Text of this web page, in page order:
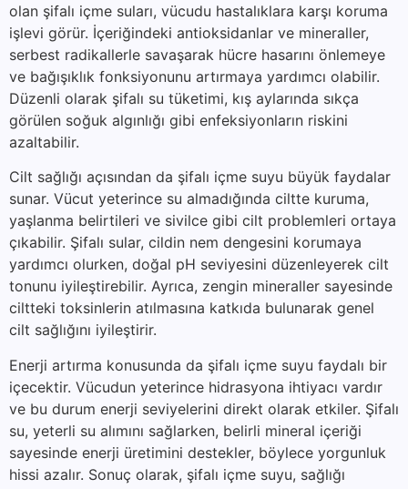
olan şifalı içme suları, vücudu hastalıklara karşı koruma
işlevi görür. İçeriğindeki antioksidanlar ve mineraller,
serbest radikallerle savaşarak hücre hasarını önlemeye
ve bağışıklık fonksiyonunu artırmaya yardımcı olabilir.
Düzenli olarak şifalı su tüketimi, kış aylarında sıkça
görülen soğuk algınlığı gibi enfeksiyonların riskini
azaltabilir.
Cilt sağlığı açısından da şifalı içme suyu büyük faydalar
sunar. Vücut yeterince su almadığında ciltte kuruma,
yaşlanma belirtileri ve sivilce gibi cilt problemleri ortaya
çıkabilir. Şifalı sular, cildin nem dengesini korumaya
yardımcı olurken, doğal pH seviyesini düzenleyerek cilt
tonunu iyileştirebilir. Ayrıca, zengin mineraller sayesinde
ciltteki toksinlerin atılmasına katkıda bulunarak genel
cilt sağlığını iyileştirir.
Enerji artırma konusunda da şifalı içme suyu faydalı bir
içecektir. Vücudun yeterince hidrasyona ihtiyacı vardır
ve bu durum enerji seviyelerini direkt olarak etkiler. Şifalı
su, yeterli su alımını sağlarken, belirli mineral içeriği
sayesinde enerji üretimini destekler, böylece yorgunluk
hissi azalır. Sonuç olarak, şifalı içme suyu, sağlığı